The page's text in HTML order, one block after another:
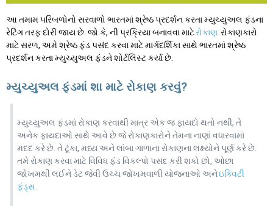
આ તમામ પરિબળોનો સરવાળો ભારતમાં શ્રેષ્ઠ પ્રદર્શન કરતા મ્યુચ્યુઅલ ફંડના
રેટિંગ તરફ દોરી જાય છે. જો કે, ની પ્રક્રિયા બનાવવા માટેરોકાણ રોકાણકારો
માટે સરળ, અમે શ્રેષ્ઠ ફંડ પસંદ કરવા માટે માર્ગદર્શિકા સાથે ભારતમાં શ્રેષ્ઠ
પ્રદર્શન કરતા મ્યુચ્યુઅલ ફંડને શોર્ટલિસ્ટ કર્યા છે.
મ્યુચ્યુઅલ ફંડમાં શા માટે રોકાણ કરવું?
મ્યુચ્યુઅલ ફંડમાં રોકાણ કરવાથી માત્ર એક જ ફાયદો થતો નથી, તે
અનેક ફાયદાઓ સાથે આવે છે જે રોકાણકારોને તેમના નાણાં વધારવામાં
મદદ કરે છે. તે ટૂંકા, મધ્ય અને લાંબા ગાળાના રોકાણના લક્ષ્યોને પૂર્ણ કરે છે.
તમે રોકાણ કરવા માટે વિવિધ ફંડ વિકલ્પો પસંદ કરી શકો છો, ઓછા
જોખમથી લઈને ડેટ જેવી ઉચ્ચ જોખમવાળી યોજનાઓ અનેઇક્વિટી
ફંડ્સ